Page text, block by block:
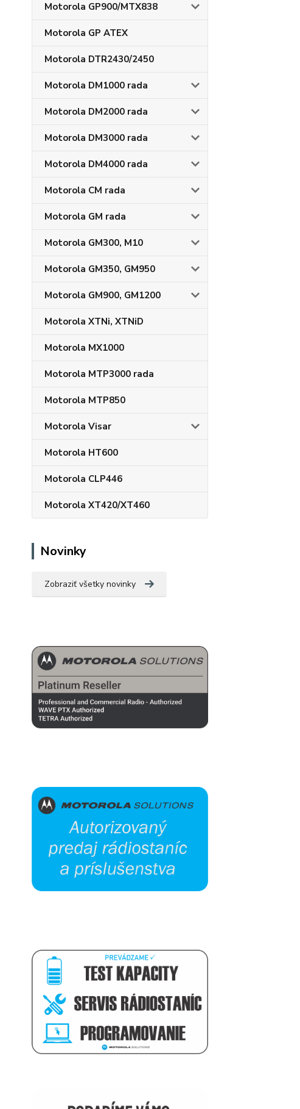
Motorola GP900/MTX838
Motorola GP ATEX
Motorola DTR2430/2450
Motorola DM1000 rada
Motorola DM2000 rada
Motorola DM3000 rada
Motorola DM4000 rada
Motorola CM rada
Motorola GM rada
Motorola GM300, M10
Motorola GM350, GM950
Motorola GM900, GM1200
Motorola XTNi, XTNiD
Motorola MX1000
Motorola MTP3000 rada
Motorola MTP850
Motorola Visar
Motorola HT600
Motorola CLP446
Motorola XT420/XT460
Novinky
Zobraziť všetky novinky